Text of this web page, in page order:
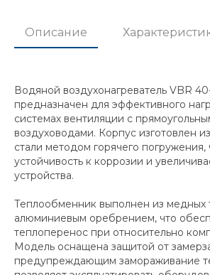
Описание
Водяной воздухонагреватель VBR
предназначен для эффективного
системах вентиляции с
воздуховодами. Корпус изготовлен
стали методом горячего
устойчивость к коррозии и
устройства.
Теплообменник выполнен из медных
алюминиевым оребрением, что
теплоперенос при относительно
Модель оснащена защитой от
предупреждающим замораживание